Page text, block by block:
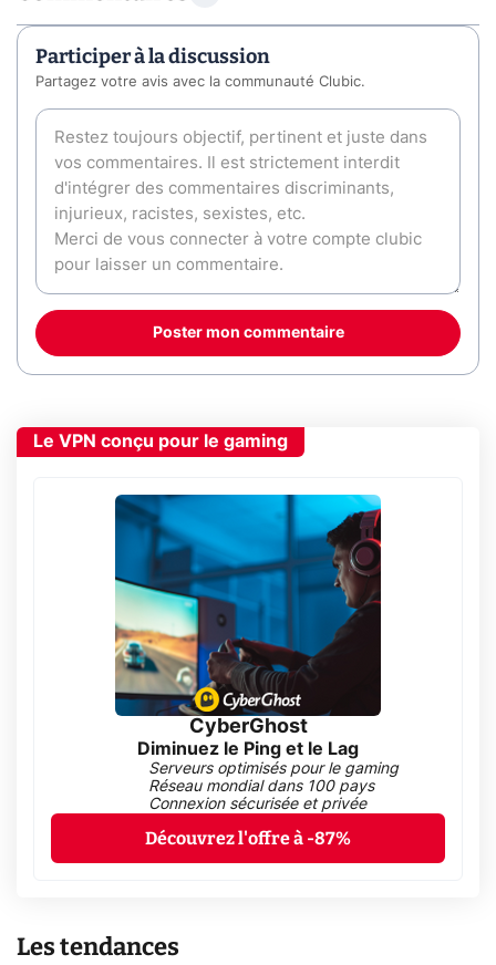
Participer à la discussion
Partagez votre avis avec la communauté Clubic.
Poster mon commentaire
Le VPN conçu pour le gaming
CyberGhost
Diminuez le Ping et le Lag
Serveurs optimisés pour le gaming
Réseau mondial dans 100 pays
Connexion sécurisée et privée
Découvrez l'offre à -87%
Les tendances